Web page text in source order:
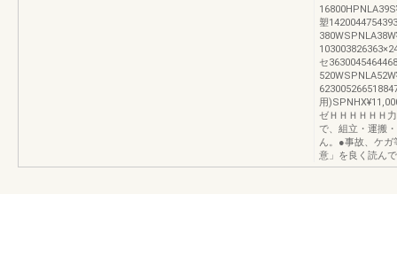
塑
セ
用
ゼＨＨＨＨＨＨ
で、組立・運搬
ん。●事故、ケガ
意」を良く読ん